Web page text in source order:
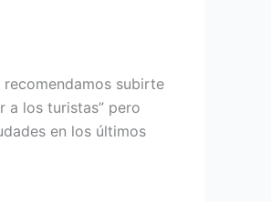
subirte
a los turistas” pero
en los últimos